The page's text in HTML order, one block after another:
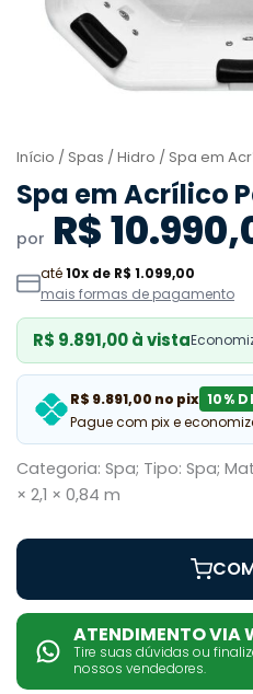
Início / Spas /Hidro / Spa em
Spa em Acrílico
por R$
até10x de R$ 1.099,00
mais formas de pagamento
R$ 9.891,00 à vista
R$ 9.891,00 no pix 10%
Pague com pix e
Categoria: Spa; Tipo: Spa;
× 2,1 × 0,84 m
ATENDIMENTO VIA
Tire suas dúvidas ou
nossos vendedores.